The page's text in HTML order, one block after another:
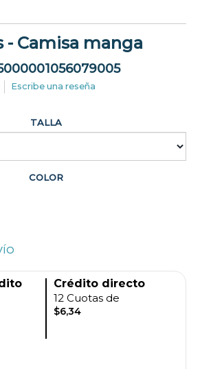
- Camisa manga
Escribe una reseña
TALLA
COLOR
Crédito directo
12 Cuotas de
$6,34